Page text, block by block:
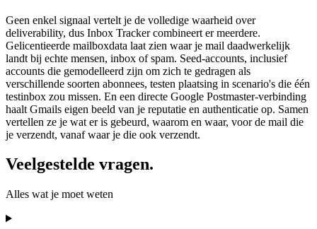
Geen enkel signaal vertelt je de volledige waarheid over
deliverability, dus Inbox Tracker combineert er meerdere.
Gelicentieerde mailboxdata laat zien waar je mail daadwerkelijk
landt bij echte mensen, inbox of spam. Seed-accounts, inclusief
accounts die gemodelleerd zijn om zich te gedragen als
verschillende soorten abonnees, testen plaatsing in scenario's die één
testinbox zou missen. En een directe Google Postmaster-verbinding
haalt Gmails eigen beeld van je reputatie en authenticatie op. Samen
vertellen ze je wat er is gebeurd, waarom en waar, voor de mail die
je verzendt, vanaf waar je die ook verzendt.
Veelgestelde vragen.
Alles wat je moet weten